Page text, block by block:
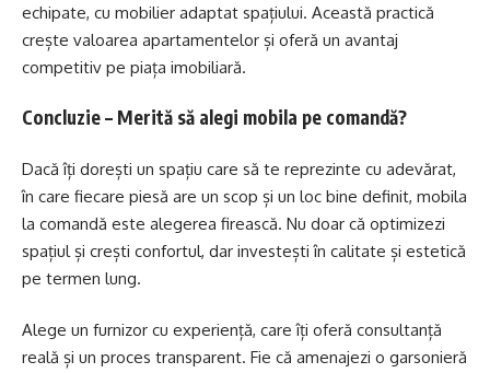
echipate, cu mobilier adaptat spațiului. Această practică
crește valoarea apartamentelor și oferă un avantaj
competitiv pe piața imobiliară.
Concluzie – Merită să alegi mobila pe comandă?
Dacă îți dorești un spațiu care să te reprezinte cu adevărat,
în care fiecare piesă are un scop și un loc bine definit, mobila
la comandă este alegerea firească. Nu doar că optimizezi
spațiul și crești confortul, dar investești în calitate și estetică
pe termen lung.
Alege un furnizor cu experiență, care îți oferă consultanță
reală și un proces transparent. Fie că amenajezi o garsonieră